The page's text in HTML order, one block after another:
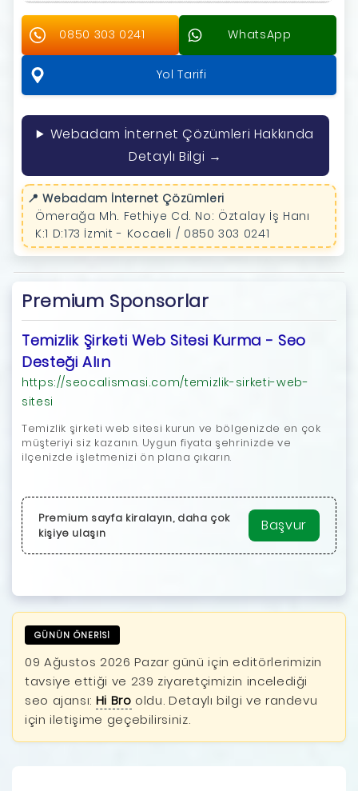
0850 303 0241 WhatsApp
Yol Tarifi
Webadam İnternet Çözümleri Hakkında
Detaylı Bilgi →
📍 Webadam İnternet Çözümleri
Ömerağa Mh. Fethiye Cd. No: Öztalay İş Hanı
K:1 D:173 İzmit - Kocaeli / 0850 303 0241
Premium Sponsorlar
Temizlik Şirketi Web Sitesi Kurma - Seo
Desteği Alın
https://seocalismasi.com/temizlik-sirketi-web-
sitesi
Temizlik şirketi web sitesi kurun ve bölgenizde en çok
müşteriyi siz kazanın. Uygun fiyata şehrinizde ve
ilçenizde işletmenizi ön plana çıkarın.
Premium sayfa kiralayın, daha çok
kişiye ulaşın
Başvur
GÜNÜN ÖNERİSİ
09 Ağustos 2026 Pazar günü için editörlerimizin
tavsiye ettiği ve 239 ziyaretçimizin incelediği
seo ajansı: Hi Bro oldu. Detaylı bilgi ve randevu
için iletişime geçebilirsiniz.